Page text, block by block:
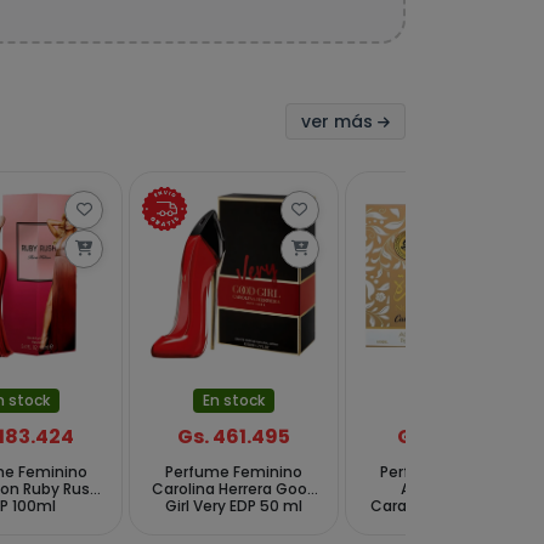
ver más
stock
Feminino
Ruby Rush
100ml
En stock
Gs. 461.495
Perfume Feminino
Carolina Herrera Good
Girl Very EDP 50 ml
Gs. 130.231
Perfume Feminino
ADYAN Norah
Caramela EDP 100 ml